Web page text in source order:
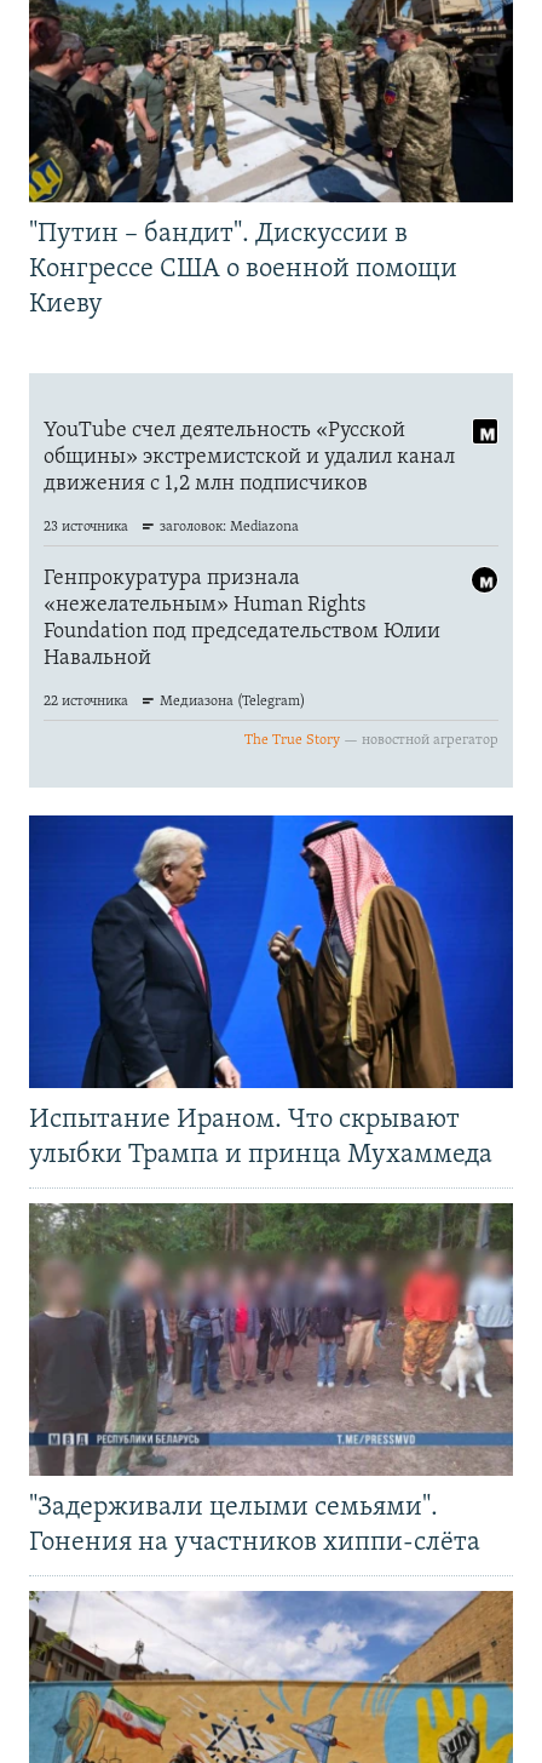
"Путин – бандит". Дискуссии в
Конгрессе США о военной помощи
Киеву
Испытание Ираном. Что скрывают
улыбки Трампа и принца Мухаммеда
"Задерживали целыми семьями".
Гонения на участников хиппи-слёта